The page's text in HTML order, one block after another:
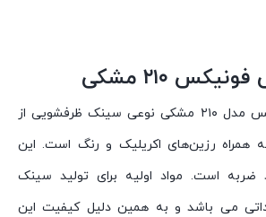
۲۱۰ مشکی
سینک گرانیتی فونیکس مدل ۲۱۰ مشکی نوعی سینک ظرفشویی از
رزین‌های اکریلیک و رنگ است. این
است. مواد اولیه برای تولید سینک
می باشد و به همین دلیل کیفیت این